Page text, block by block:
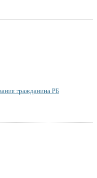
гражданина РБ